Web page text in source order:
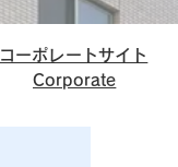
コーポレートサイト
Corporate